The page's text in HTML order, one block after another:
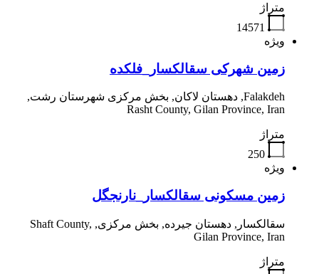
متراژ
14571
ویژه
زمین شهرکی سقالکسار_فلکده
Falakdeh, دهستان لاکان, بخش مرکزی شهرستان رشت,
Rasht County, Gilan Province, Iran
متراژ
250
ویژه
زمین مسکونی سقالکسار_نارنجگل
سقالکسار, دهستان جیرده, بخش مرکزی, Shaft County,
Gilan Province, Iran
متراژ